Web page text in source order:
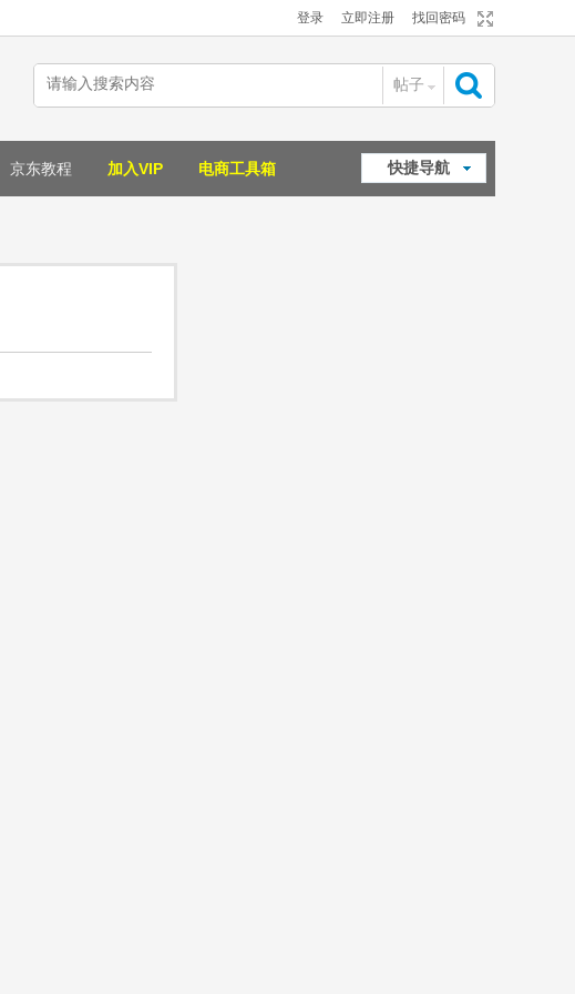
登录 立即注册 找回密码
帖子
快捷导航
京东教程 加入VIP 电商工具箱